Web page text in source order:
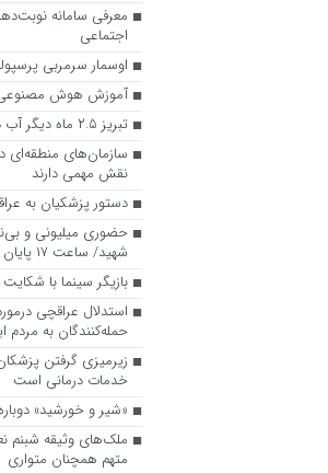
معرفی سامانه
اجتماعی
اوسمار سرمربی
آموزش هوش مصنوعی
تبریز ۲.۵ ماه دیگر آب دارد
سازمان‌های منطقه‌ای در
نقش مهمی دارند
دستور پزشکیان به
حضوری میلیونی و
شهید/ ساعت ۱۷ پایان مراسم تشییع در پایتخت
بازیگر سینما با
استدلال عراقچی
حمله‌کنندگان به مردم
زیرمیزی گرفتن
خدمات درمانی است
«شیر و خورشید»
ملک‌های وثیقه شبنم
متهم همچنان متواری